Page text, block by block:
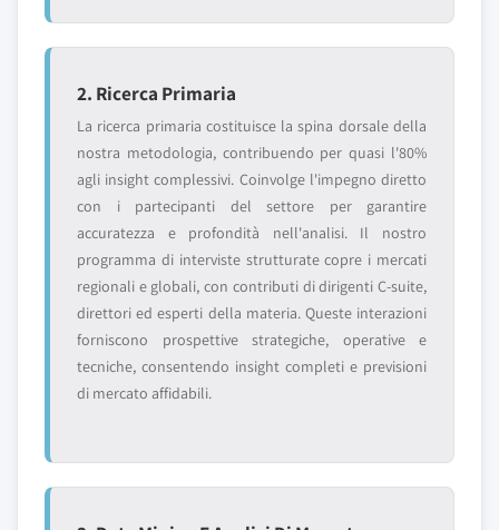
2. Ricerca Primaria
La ricerca primaria costituisce la spina dorsale della
nostra metodologia, contribuendo per quasi l'80%
agli insight complessivi. Coinvolge l'impegno diretto
con i partecipanti del settore per garantire
accuratezza e profondità nell'analisi. Il nostro
programma di interviste strutturate copre i mercati
regionali e globali, con contributi di dirigenti C-suite,
direttori ed esperti della materia. Queste interazioni
forniscono prospettive strategiche, operative e
tecniche, consentendo insight completi e previsioni
di mercato affidabili.